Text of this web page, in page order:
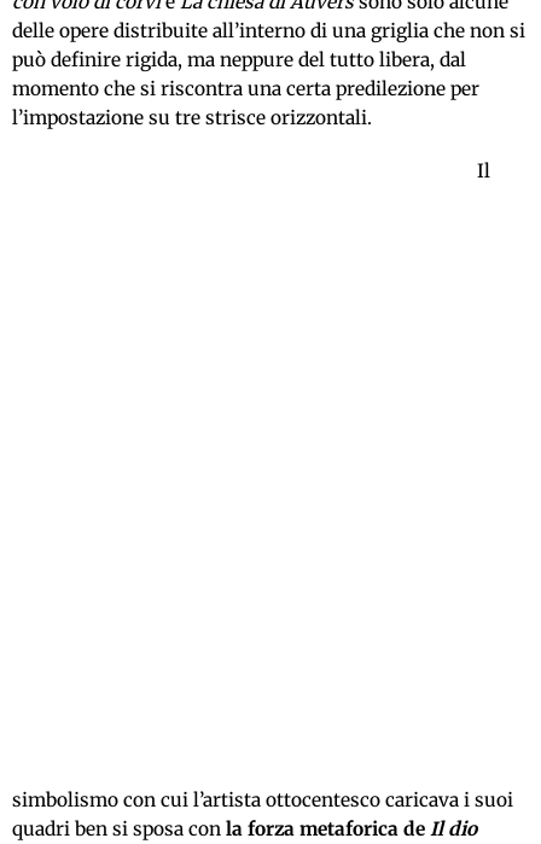
delle opere distribuite all’interno di una griglia che non si
può definire rigida, ma neppure del tutto libera, dal
momento che si riscontra una certa predilezione per
l’impostazione su tre strisce orizzontali.
Il
simbolismo con cui l’artista ottocentesco caricava i suoi
quadri ben si sposa con la forza metaforica de Il dio